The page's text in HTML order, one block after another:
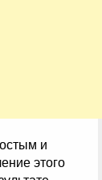
и
этого